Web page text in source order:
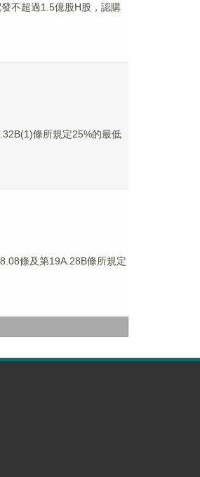
不超過1.5億股H股，認購
條所規定25%的最低
條及第19A.28B條所規定